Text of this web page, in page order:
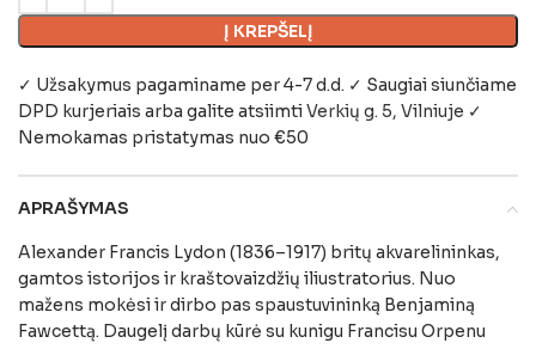
Į KREPŠELĮ
✓ Užsakymus pagaminame per 4-7 d.d. ✓ Saugiai siunčiame
DPD kurjeriais arba galite atsiimtiVerkių g. 5, Vilniuje ✓
Nemokamas pristatymas nuo €50
APRAŠYMAS
Alexander Francis Lydon (1836–1917) britų akvarelininkas,
gamtos istorijos ir kraštovaizdžių iliustratorius. Nuo
mažens mokėsi ir dirbo pas spaustuvininką Benjaminą
Fawcettą. Daugelį darbų kūrė su kunigu Francisu Orpenu